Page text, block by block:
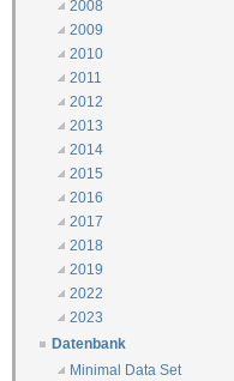
2008
2009
2010
2011
2012
2013
2014
2015
2016
2017
2018
2019
2022
2023
Datenbank
Minimal Data Set